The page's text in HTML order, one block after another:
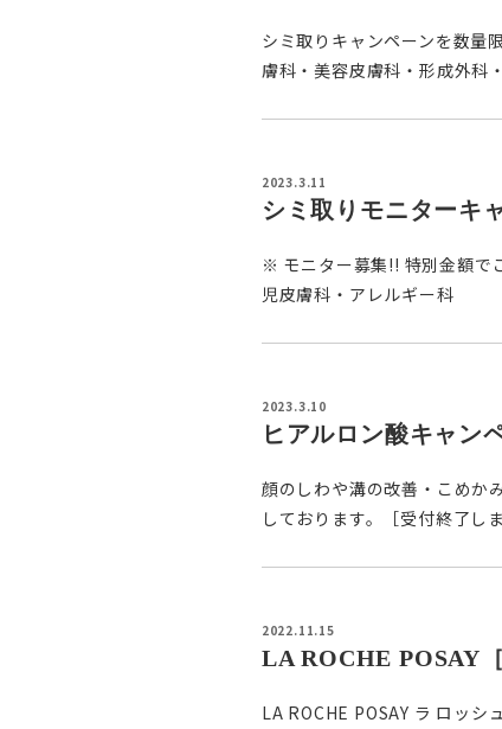
シミ取りキャンペーンを数量
膚科・美容皮膚科・形成外科
2023.3.11
シミ取りモニターキ
※ モニター募集!! 特別金額で
児皮膚科・アレルギー科
2023.3.10
ヒアルロン酸キャン
顔のしわや溝の改善・こめか
しております。［受付終了し
2022.11.15
LA ROCHE POSAY
LA ROCHE POSAY ラ ロッ